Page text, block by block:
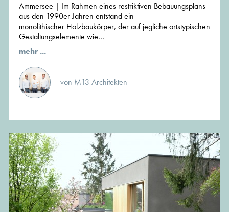
Ammersee | Im Rahmen eines restriktiven Bebauungsplans
aus den 1990er Jahren entstand ein
monolithischer Holzbaukörper, der auf jegliche ortstypischen
Gestaltungselemente wie...
mehr ...
von M13 Architekten